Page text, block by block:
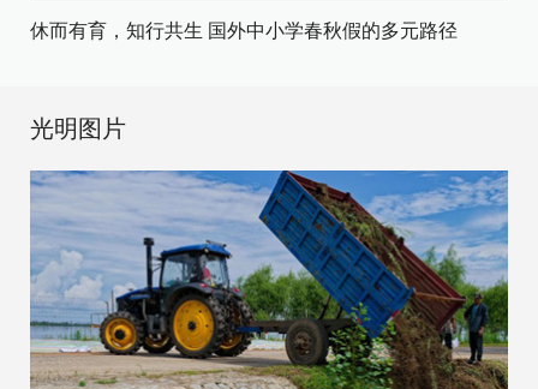
休而有育，知行共生 国外中小学春秋假的多元路径
光明图片